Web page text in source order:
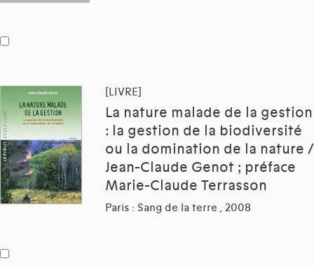
[LIVRE]
La nature malade de la gestion
: la gestion de la biodiversité
ou la domination de la nature /
Jean-Claude Genot ; préface
Marie-Claude Terrasson
Paris : Sang de la terre , 2008